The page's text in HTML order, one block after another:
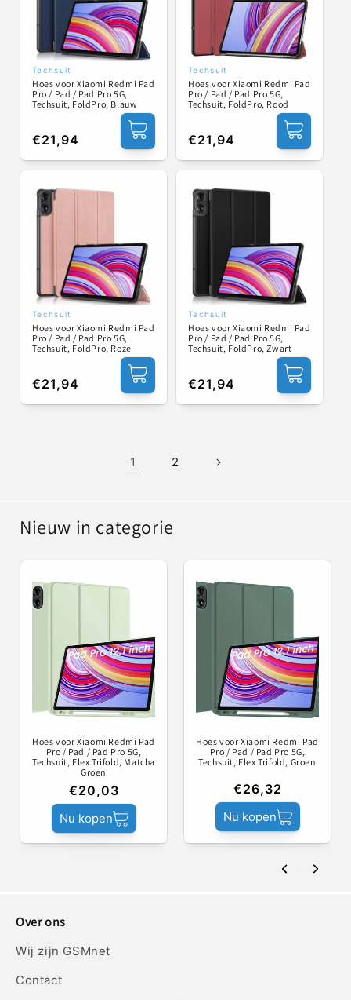
Verkoper:
Techsuit
Hoes voor Xiaomi Redmi Pad
Pro / Pad / Pad Pro 5G,
Techsuit, FoldPro, Blauw
Normale
prijs
€21,94
Verkoper:
Techsuit
Hoes voor Xiaomi Redmi Pad
Pro / Pad / Pad Pro 5G,
Techsuit, FoldPro, Rood
Normale
prijs
€21,94
Verkoper:
Techsuit
Hoes voor Xiaomi Redmi Pad
Pro / Pad / Pad Pro 5G,
Techsuit, FoldPro, Roze
Normale
prijs
€21,94
Verkoper:
Techsuit
Hoes voor Xiaomi Redmi Pad
Pro / Pad / Pad Pro 5G,
Techsuit, FoldPro, Zwart
Normale
prijs
€21,94
1 2
Nieuw in categorie
Hoes voor Xiaomi Redmi Pad
Pro / Pad / Pad Pro 5G,
Techsuit, Flex Trifold, Matcha
Groen
€20,03
Nu kopen
Hoes voor Xiaomi Redmi Pad
Pro / Pad / Pad Pro 5G,
Techsuit, Flex Trifold, Groen
€26,32
Nu kopen
Over ons
Wij zijn GSMnet
Contact